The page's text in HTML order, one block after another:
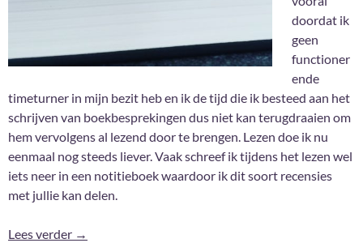
doordat ik
geen
functioner
ende
timeturner in mijn bezit heb en ik de tijd die ik besteed aan het
schrijven van boekbesprekingen dus niet kan terugdraaien om
hem vervolgens al lezend door te brengen. Lezen doe ik nu
eenmaal nog steeds liever. Vaak schreef ik tijdens het lezen wel
iets neer in een notitieboek waardoor ik dit soort recensies
met jullie kan delen.
Lees verder Oh ja, deze las ik ook nog #13
→